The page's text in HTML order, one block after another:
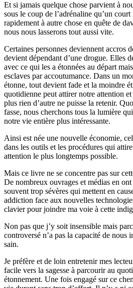
Et si jamais quelque chose parvient à
sous le coup de l’adrénaline qu’un
rapidement à autre chose en quête de
nous nous lasserons tout aussi vite.
Certaines personnes deviennent accros
devient dépendant d’une drogue. Elles
avec ce qui les a étonnées au départ
esclaves par accoutumance. Dans un
étonne, tout devient fade et la moindre
quotidienne peut attirer notre attention
plus rien d’autre ne puisse la retenir.
fasse, nous cherchons tous la lumière
notre vie entière plus intéressante.
Ainsi est née une nouvelle économie,
dans les outils et les procédures qui
attention le plus longtemps possible.
Mais ce livre ne se concentre pas sur
De nombreux ouvrages et médias en
souvent trop sévères qui mettent en
addiction face aux nouvelles
clavier pour joindre ma voie à cette
Non pas que j’y soit insensible mais
controversé n’a pas la capacité de nous
sain.
Je préfère et de loin entretenir mes
facile vers la sagesse à parcourir au
étonnement. Une fois engagé sur ce